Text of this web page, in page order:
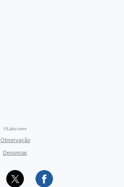
©Labo-zero
Observação
Denunciar